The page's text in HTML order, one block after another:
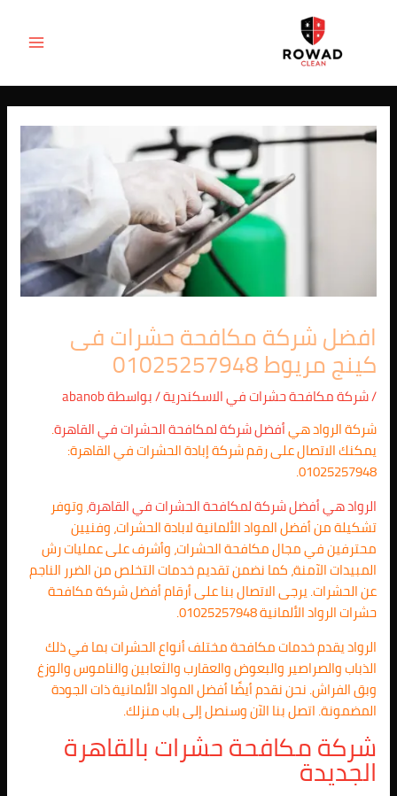
افضل شركة مكافحة حشرات فى
كينج مريوط 01025257948
/شركة مكافحة حشرات في الاسكندرية/ بواسطةabanob
شركة الرواد هيأفضل شركة لمكافحة الحشرات في القاهرة.
يمكنك الاتصال على رقم شركة إبادة الحشرات في القاهرة:
01025257948.
الرواد هي أفضل شركة لمكافحة الحشرات في القاهرة، وتوفر
تشكيلة من أفضل المواد الألمانية لابادة الحشرات، وفنيين
محترفين في مجال مكافحة الحشرات، وأشرف على عمليات رش
المبيدات الآمنة، كما نضمن تقديم خدمات التخلص من الضرر الناجم
عن الحشرات. يرجى الاتصال بنا على أرقام أفضل شركة مكافحة
حشرات الرواد الألمانية 01025257948.
الرواد يقدم خدمات مكافحة مختلف أنواع الحشرات بما في ذلك
الذباب والصراصير والبعوض والعقارب والثعابين والناموس والوزغ
وبق الفراش. نحن نقدم أيضًا أفضل المواد الألمانية ذات الجودة
المضمونة. اتصل بنا الآن وسنصل إلى باب منزلك.
شركة مكافحة حشرات بالقاهرة
الجديدة